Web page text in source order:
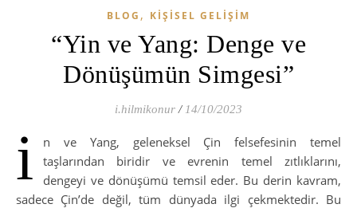
BLOG , KIŞISEL GELIŞIM
“Yin ve Yang: Denge ve
Dönüşümün Simgesi”
i.hilmikonur / 14/10/2023
i
n ve Yang, geleneksel Çin felsefesinin temel
taşlarından biridir ve evrenin temel zıtlıklarını,
dengeyi ve dönüşümü temsil eder. Bu derin kavram,
sadece Çin’de değil, tüm dünyada ilgi çekmektedir. Bu